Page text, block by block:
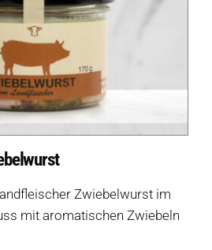
Zwiebelwurst im
mit aromatischen Zwiebeln